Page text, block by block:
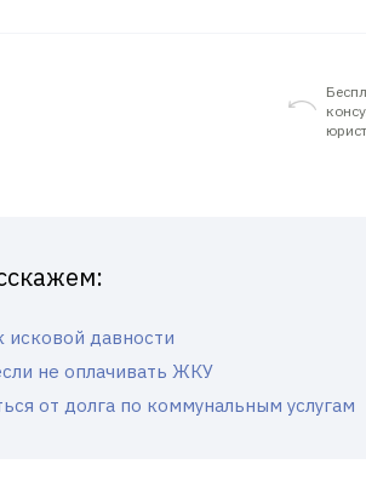
давности
не оплачивать ЖКУ
от долга по коммунальным услугам